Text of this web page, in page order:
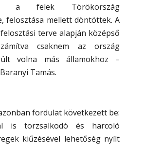
a felek Törökország
felosztása mellett döntöttek. A
terve alapján középső
csaknem az ország
volna más államokhoz –
Tamás.
fordulat következett be:
is torzsalkodó és harcoló
kiűzésével lehetőség nyílt